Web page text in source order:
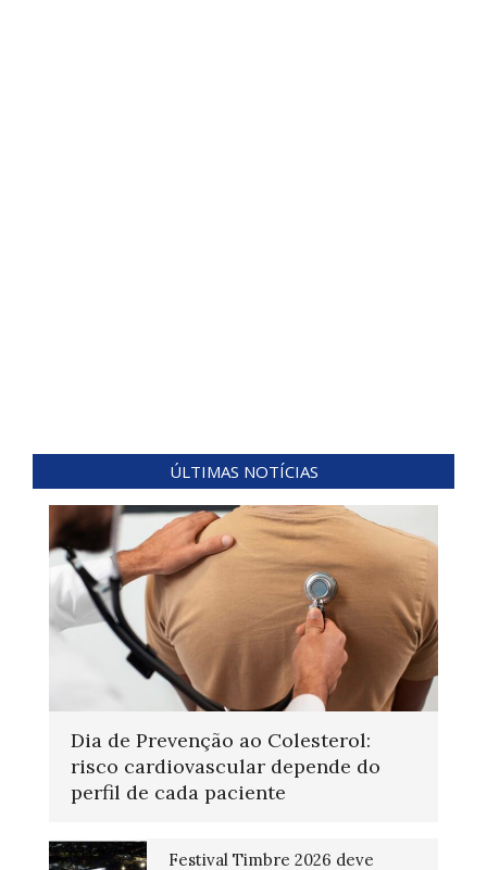
ÚLTIMAS NOTÍCIAS
Dia de Prevenção ao Colesterol:
risco cardiovascular depende do
perfil de cada paciente
Festival Timbre 2026 deve